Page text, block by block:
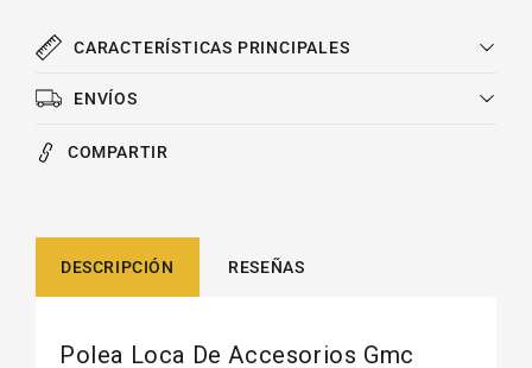
V8
V8
CARACTERÍSTICAS PRINCIPALES
ENVÍOS
COMPARTIR
DESCRIPCIÓN RESEÑAS
Polea Loca De Accesorios Gmc